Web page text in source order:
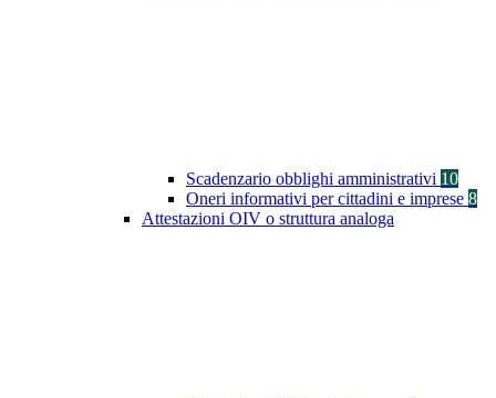
Scadenzario obblighi amministrativi 10
Oneri informativi per cittadini e imprese 8
Attestazioni OIV o struttura analoga